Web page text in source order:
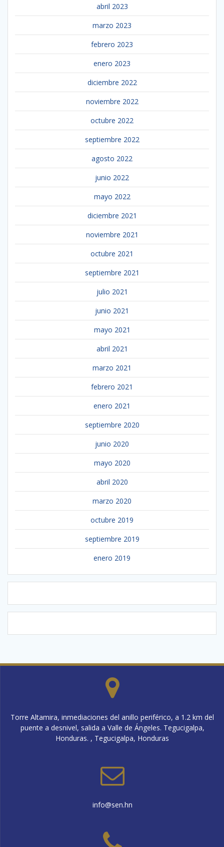
abril 2023
marzo 2023
febrero 2023
enero 2023
diciembre 2022
noviembre 2022
octubre 2022
septiembre 2022
agosto 2022
junio 2022
mayo 2022
diciembre 2021
noviembre 2021
octubre 2021
septiembre 2021
julio 2021
junio 2021
mayo 2021
abril 2021
marzo 2021
febrero 2021
enero 2021
septiembre 2020
junio 2020
mayo 2020
abril 2020
marzo 2020
octubre 2019
septiembre 2019
enero 2019
Torre Altamira, inmediaciones del anillo periférico, a 1.2 km del
puente a desnivel, salida a Valle de Ángeles. Tegucigalpa,
Honduras. , Tegucigalpa, Honduras
info@sen.hn